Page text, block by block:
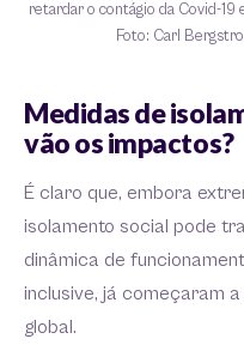
retardar o contágio da Covid-19
Foto: Carl
Medidas de
vão os impactos?
É claro que, embora
isolamento social pode
dinâmica de
inclusive, já começaram
global.